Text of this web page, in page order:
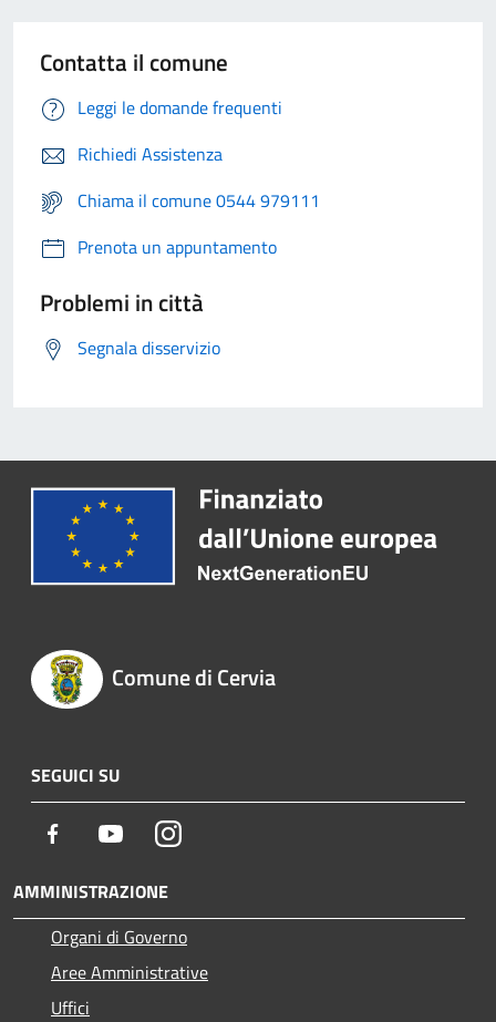
Contatta il comune
Leggi le domande frequenti
Richiedi Assistenza
Chiama il comune 0544 979111
Prenota un appuntamento
Problemi in città
Segnala disservizio
Comune di Cervia
SEGUICI SU
Facebook YoutubeInstagram
AMMINISTRAZIONE
Organi di Governo
Aree Amministrative
Uffici